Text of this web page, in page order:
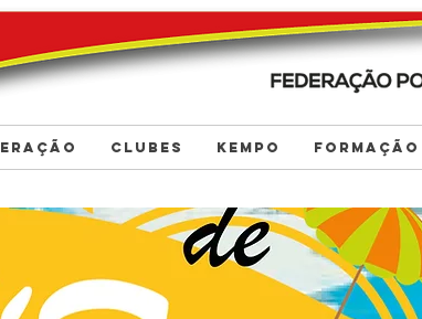
CLUBES KEMPO FORMAÇÃO